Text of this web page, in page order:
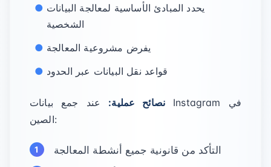
يحدد المبادئ الأساسية لمعالجة البيانات
الشخصية
يفرض مشروعية المعالجة
قواعد نقل البيانات عبر الحدود
نصائح عملية: عند جمع بيانات Instagram في
الصين:
التأكد من قانونية جميع أنشطة المعالجة